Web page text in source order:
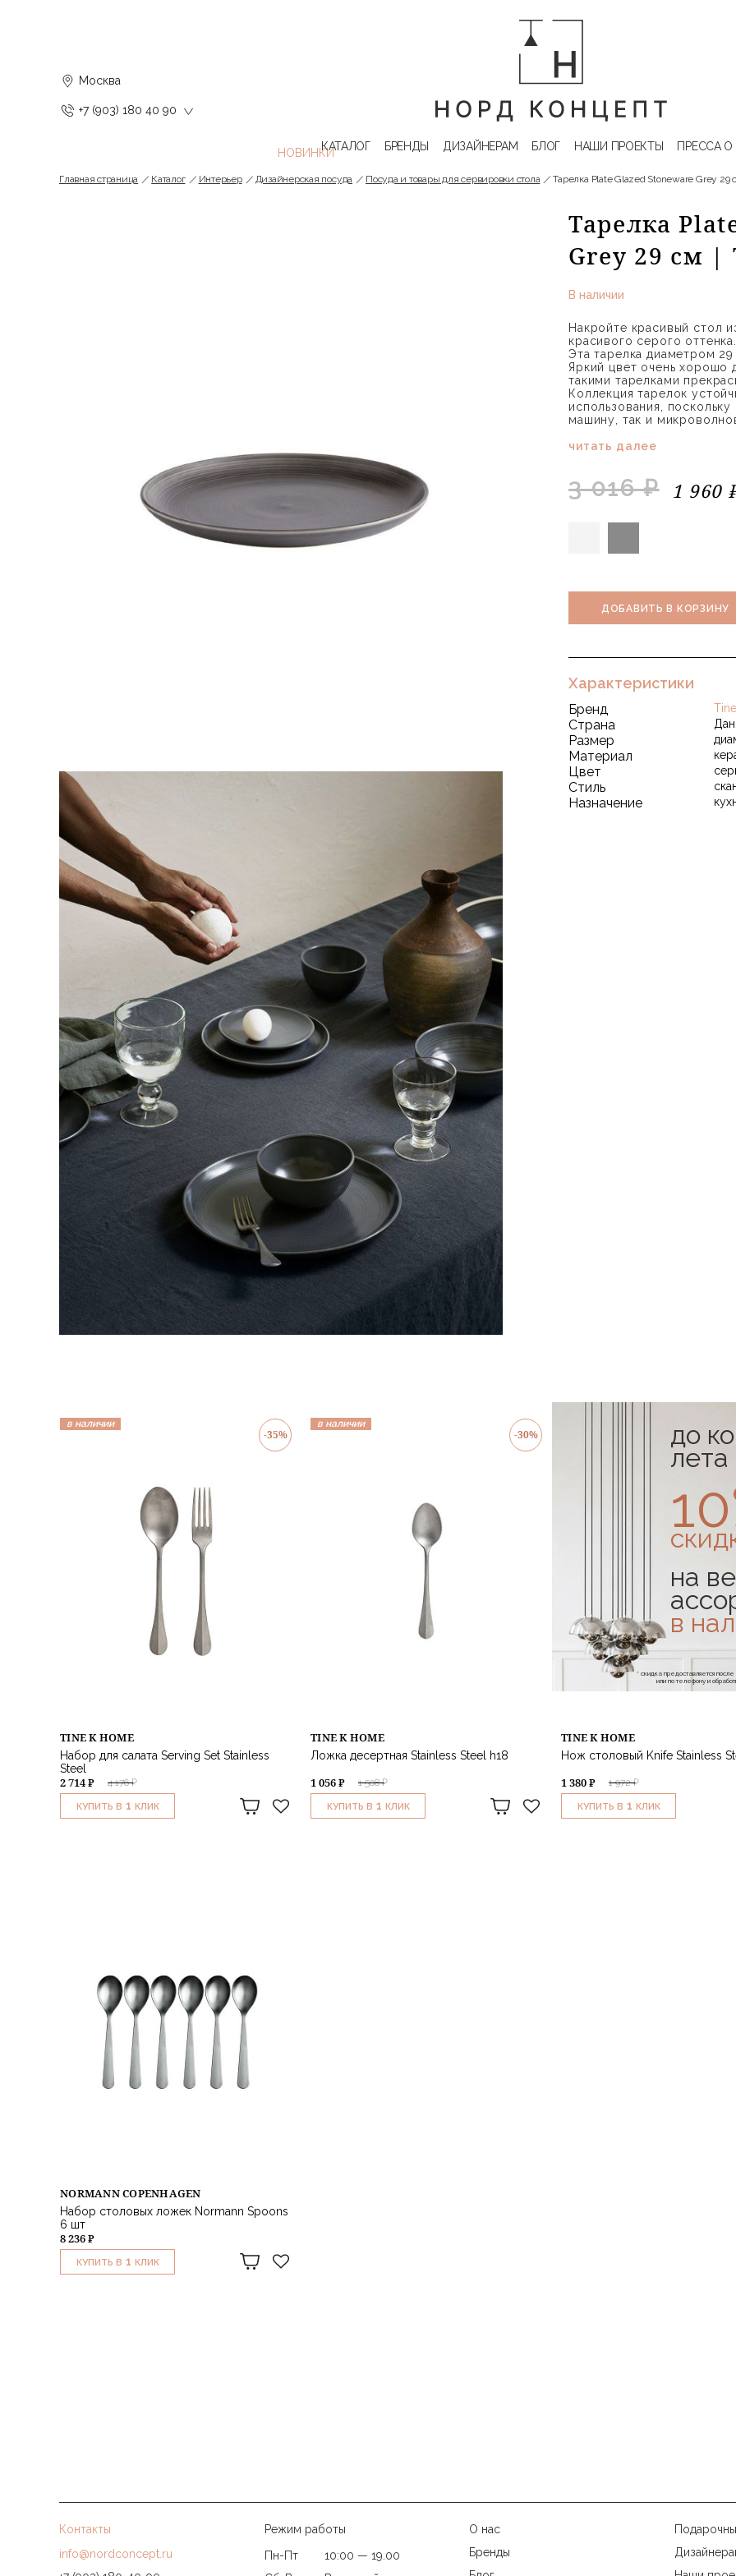
Москва
+7 (903) 180 40 90
КАТАЛОГ БРЕНДЫ ДИЗАЙНЕРАМ БЛОГ НАШИ ПРОЕКТЫ ПРЕССА О
Главная страница Каталог Интерьер Дизайнерская посуда Посуда и товары для сервировки стола Тарелка Plate Glazed Stoneware Grey 29
Тарелка
Grey 29 см |
В наличии
Накройте красивый стол
красивого серого оттенка.
Эта тарелка диаметром
Яркий цвет очень хорошо
такими тарелками
Коллекция тарелок
использования,
машину, так и
читать далее
3 016 ₽ 1 960
ДОБАВИТЬ В КОРЗИНУ
Характеристики
Бренд
Страна
Размер
Материал
Цвет
Стиль
Назначение
в наличии
-35%
TINE K HOME
Набор для салата Serving Set Stainless
Steel
4 176 ₽
2 714 ₽
КУПИТЬ В 1 КЛИК
в наличии
-30%
TINE K HOME
Ложка десертная Stainless Steel h18
1 508 ₽
1 056 ₽
КУПИТЬ В 1 КЛИК
TINE K HOME
Нож столовый Knife Stainless
1 972 ₽
1 380 ₽
КУПИТЬ В 1 КЛИК
NORMANN COPENHAGEN
Набор столовых ложек Normann Spoons
6 шт
8 236 ₽
КУПИТЬ В 1 КЛИК
до
лета
на
в
* скидка предоставляется
или по телефону и
Контакты
info@nordconcept.ru
Режим работы
Пн-Пт
10:00 — 19.00
О нас
Бренды